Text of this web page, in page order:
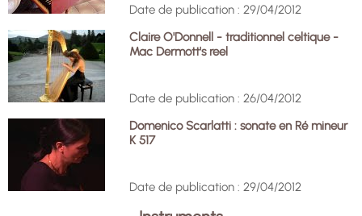
Date de publication : 29/04/2012
Claire O'Donnell - traditionnel celtique -
Mac Dermott's reel
Date de publication : 26/04/2012
Domenico Scarlatti : sonate en Ré mineur
K 517
Date de publication : 29/04/2012